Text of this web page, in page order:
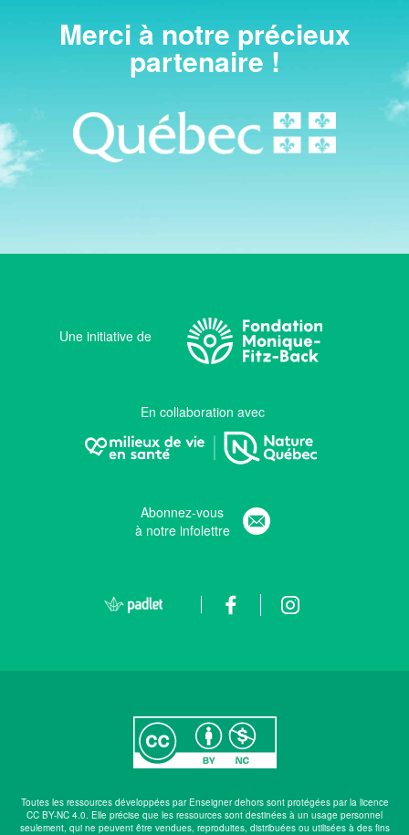
Merci à notre précieux
partenaire !
Une initiative de
En collaboration avec
Abonnez-vous
à notre infolettre
Toutes les ressources développées par Enseigner dehors sont protégées par la licence
CC BY-NC 4.0. Elle précise que les ressources sont destinées à un usage personnel
seulement, qui ne peuvent être vendues, reproduites, distribuées ou utilisées à des fins